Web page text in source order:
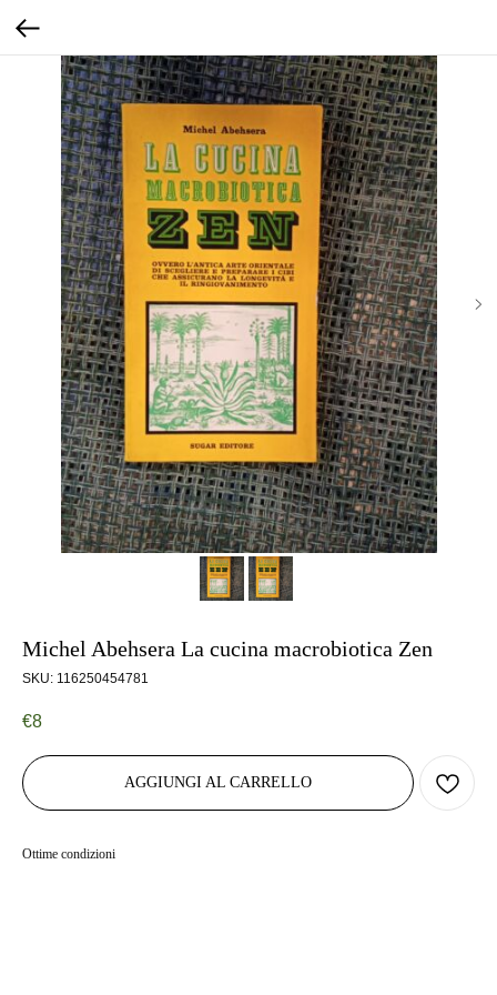
Michel Abehsera La cucina macrobiotica Zen
SKU: 116250454781
€8
AGGIUNGI AL CARRELLO
Ottime condizioni